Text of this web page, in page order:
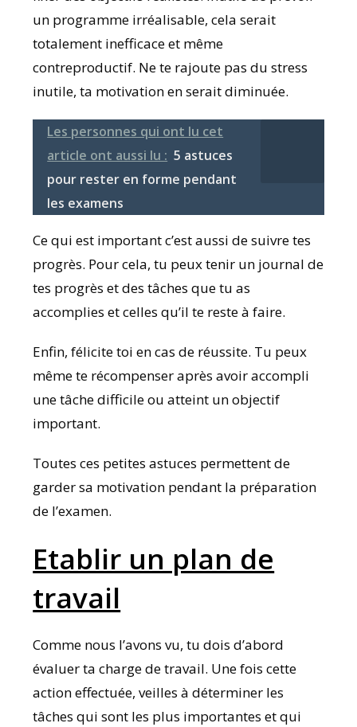
un programme irréalisable, cela serait
totalement inefficace et même
contreproductif. Ne te rajoute pas du stress
inutile, ta motivation en serait diminuée.
Les personnes qui ont lu cet
article ont aussi lu : 5 astuces
pour rester en forme pendant
les examens
Ce qui est important c’est aussi de suivre tes
progrès. Pour cela, tu peux tenir un journal de
tes progrès et des tâches que tu as
accomplies et celles qu’il te reste à faire.
Enfin, félicite toi en cas de réussite. Tu peux
même te récompenser après avoir accompli
une tâche difficile ou atteint un objectif
important.
Toutes ces petites astuces permettent de
garder sa motivation pendant la préparation
de l’examen.
Etablir un plan de
travail
Comme nous l’avons vu, tu dois d’abord
évaluer ta charge de travail. Une fois cette
action effectuée, veilles à déterminer les
tâches qui sont les plus importantes et qui